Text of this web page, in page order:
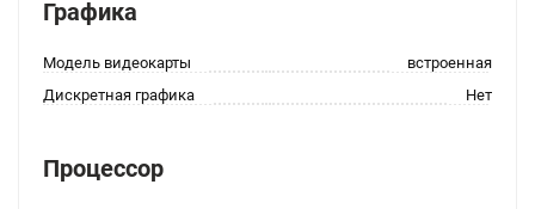
Графика
Модель видеокарты
встроенная
Дискретная графика
Нет
Процессор